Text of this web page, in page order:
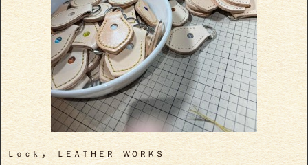
Ｌｏｃｋｙ ＬＥＡＴＨＥＲ ＷＯＲＫＳ